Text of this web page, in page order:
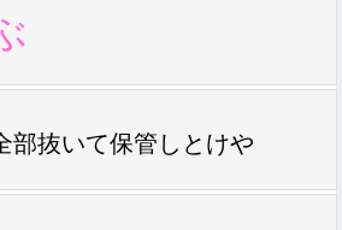
部抜いて保管しとけや